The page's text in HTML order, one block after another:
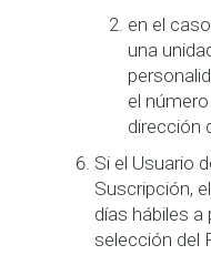
en el
una
el
dirección
Si el Usuario
Suscripción,
días hábiles a
selección del